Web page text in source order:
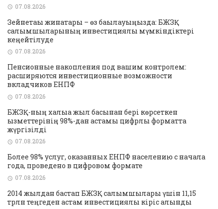
07.08.2026
Зейнетақы жинақтары – өз бақылауыңызда: БЖЗҚ
салымшыларының инвестициялық мүмкіндіктері
кеңейтілуде
07.08.2026
Пенсионные накопления под вашим контролем:
расширяются инвестиционные возможности
вкладчиков ЕНПФ
07.08.2026
БЖЗҚ-ның халыққа жыл басынан бері көрсеткен
қызметтерінің 98%-дан астамы цифрлық форматта
жүргізілді
07.08.2026
Более 98% услуг, оказанных ЕНПФ населению с начала
года, проведено в цифровом формате
07.08.2026
2014 жылдан бастап БЖЗҚ салымшылары үшін 11,15
трлн теңгеден астам инвестициялық кіріс алынды